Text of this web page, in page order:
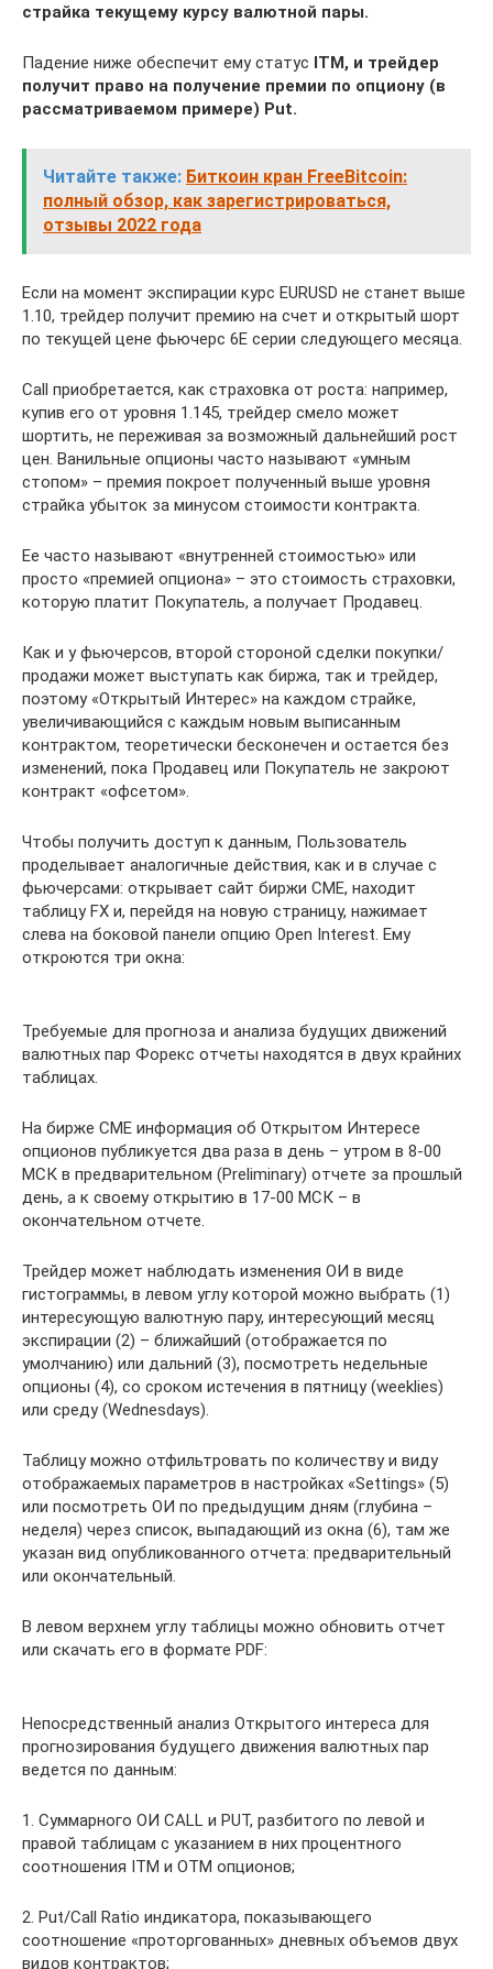
страйка текущему курсу валютной пары.
Падение ниже обеспечит ему статус ITM, и трейдер
получит право на получение премии по опциону (в
рассматриваемом примере) Put.
Читайте также: Биткоин кран FreeBitcoin:
полный обзор, как зарегистрироваться,
отзывы 2022 года
Если на момент экспирации курс EURUSD не станет выше
1.10, трейдер получит премию на счет и открытый шорт
по текущей цене фьючерс 6E серии следующего месяца.
Call приобретается, как страховка от роста: например,
купив его от уровня 1.145, трейдер смело может
шортить, не переживая за возможный дальнейший рост
цен. Ванильные опционы часто называют «умным
стопом» – премия покроет полученный выше уровня
страйка убыток за минусом стоимости контракта.
Ее часто называют «внутренней стоимостью» или
просто «премией опциона» – это стоимость страховки,
которую платит Покупатель, а получает Продавец.
Как и у фьючерсов, второй стороной сделки покупки/
продажи может выступать как биржа, так и трейдер,
поэтому «Открытый Интерес» на каждом страйке,
увеличивающийся с каждым новым выписанным
контрактом, теоретически бесконечен и остается без
изменений, пока Продавец или Покупатель не закроют
контракт «офсетом».
Чтобы получить доступ к данным, Пользователь
проделывает аналогичные действия, как и в случае с
фьючерсами: открывает сайт биржи CME, находит
таблицу FX и, перейдя на новую страницу, нажимает
слева на боковой панели опцию Open Interest. Ему
откроются три окна:
Требуемые для прогноза и анализа будущих движений
валютных пар Форекс отчеты находятся в двух крайних
таблицах.
На бирже CME информация об Открытом Интересе
опционов публикуется два раза в день – утром в 8-00
МСК в предварительном (Preliminary) отчете за прошлый
день, а к своему открытию в 17-00 МСК – в
окончательном отчете.
Трейдер может наблюдать изменения OИ в виде
гистограммы, в левом углу которой можно выбрать (1)
интересующую валютную пару, интересующий месяц
экспирации (2) – ближайший (отображается по
умолчанию) или дальний (3), посмотреть недельные
опционы (4), со сроком истечения в пятницу (weeklies)
или среду (Wednesdays).
Таблицу можно отфильтровать по количеству и виду
отображаемых параметров в настройках «Settings» (5)
или посмотреть ОИ по предыдущим дням (глубина –
неделя) через список, выпадающий из окна (6), там же
указан вид опубликованного отчета: предварительный
или окончательный.
В левом верхнем углу таблицы можно обновить отчет
или скачать его в формате PDF:
Непосредственный анализ Открытого интереса для
прогнозирования будущего движения валютных пар
ведется по данным:
1. Суммарного ОИ CALL и PUT, разбитого по левой и
правой таблицам с указанием в них процентного
соотношения ITM и OTM опционов;
2. Put/Call Ratio индикатора, показывающего
соотношение «проторгованных» дневных объемов двух
видов контрактов;